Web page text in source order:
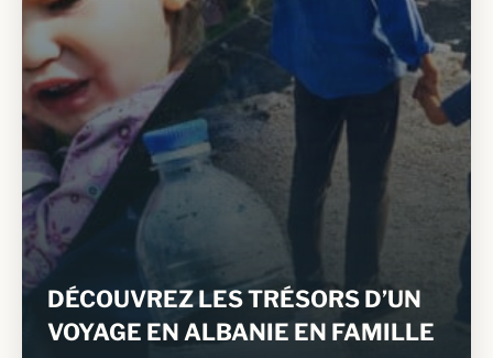
DÉCOUVREZ LES TRÉSORS D’UN
VOYAGE EN ALBANIE EN FAMILLE